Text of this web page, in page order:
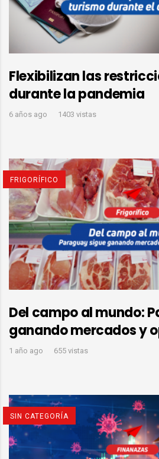
Flexibilizan las
durante la pandemia
6 años ago 1403 vistas
FRIGORÍFICO
Del campo al mundo:
ganando mercados y
1 año ago 655 vistas
SIN CATEGORÍA